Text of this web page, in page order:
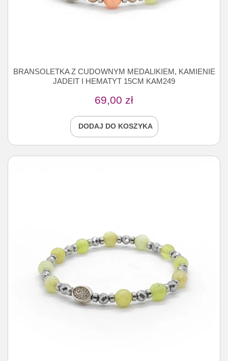
BRANSOLETKA Z CUDOWNYM MEDALIKIEM, KAMIENIE
JADEIT I HEMATYT 15CM KAM249
69,00 zł
DODAJ DO KOSZYKA